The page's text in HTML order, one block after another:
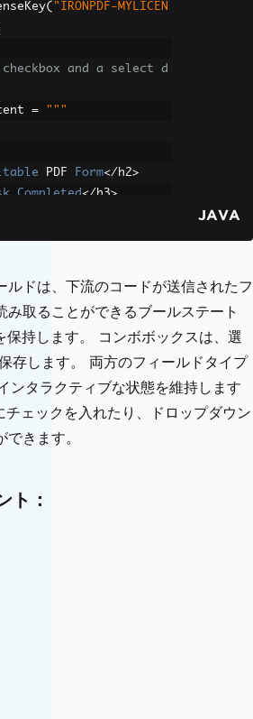
( "IRONPDF-MYLICEN
and a select d
=
"""
PDF Form</ h2>
Completed</h3>
Priority</h3>
for='priority'> Choose p
label>
id ='priority' name='pr
value ='high' > High
value
JAVA
ルドは、下流のコードが送信されたフ
み取ることができるブールステート
保持します。 コンボボックスは、選
存します。 両方のフィールドタイプ
ンタラクティブな状態を維持します
ェックを入れたり、ドロップダウン
きます。
ト：